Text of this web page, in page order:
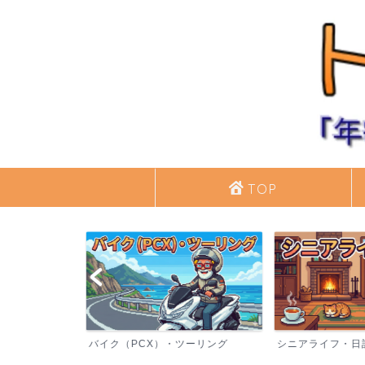
TOP
バイク（PCX）・ツーリング シニアライフ・日